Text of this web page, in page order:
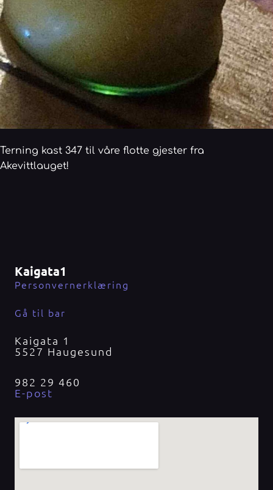
Terning kast 347 til våre flotte gjester fra
Akevittlauget!
Kaigata1
Personvernerklæring
Gå til bar
Kaigata 1
5527 Haugesund
982 29 460
E-post